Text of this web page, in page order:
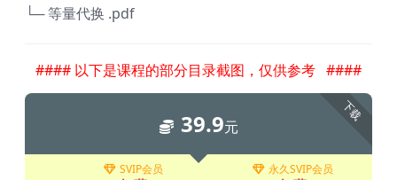
└─ 等量代换 .pdf
#### 以下是课程的部分目录截图，仅供参考 ####
下载
39.9元
SVIP会员 永久SVIP会员